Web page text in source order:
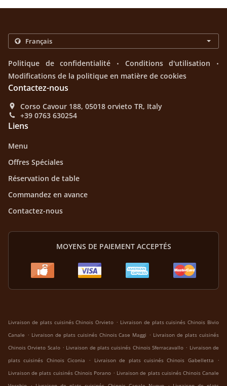
Politique de confidentialité . Conditions d'utilisation .
Modifications de la politique en matière de cookies
Contactez-nous
Corso Cavour 188, 05018 orvieto TR, Italy
+39 0763 630254
Liens
Menu
Offres Spéciales
Réservation de table
Commandez en avance
Contactez-nous
MOYENS DE PAIEMENT ACCEPTÉS
Livraison de plats cuisinés Chinois Orvieto . Livraison de plats cuisinés Chinois Bivio
Canale . Livraison de plats cuisinés Chinois Case Maggi . Livraison de plats cuisinés
Chinois Orvieto Scalo . Livraison de plats cuisinés Chinois Sferracavallo . Livraison de
plats cuisinés Chinois Ciconia
. Livraison de plats cuisinés Chinois Gabelletta
.
Livraison de plats cuisinés Chinois Porano . Livraison de plats cuisinés Chinois Canale
. .